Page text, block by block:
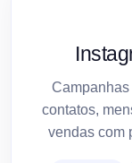
Campanhas
contatos,
vendas com